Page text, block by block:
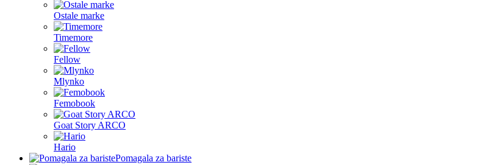
Ostale marke
Timemore
Fellow
Mlynko
Femobook
Goat Story ARCO
Hario
Pomagala za bariste